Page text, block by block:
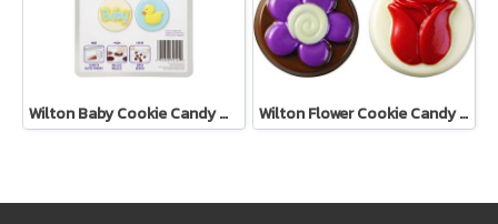
Wilton Baby Cookie Candy Mold Wilton Flower Cookie Candy Mold